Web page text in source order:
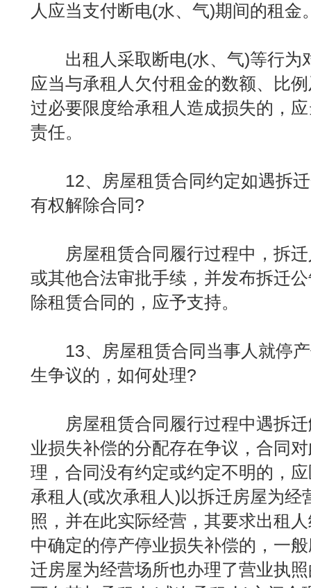
人应当支付断电(水、气)期间的租金
出租人采取断电(水、气)等行为
应当与承租人欠付租金的数额、比
过必要限度给承租人造成损失的，
责任。
12、房屋租赁合同约定如遇拆迁
有权解除合同?
房屋租赁合同履行过程中，拆迁
或其他合法审批手续，并发布拆迁
除租赁合同的，应予支持。
13、房屋租赁合同当事人就停产
生争议的，如何处理?
房屋租赁合同履行过程中遇拆迁
业损失补偿的分配存在争议，合同
理，合同没有约定或约定不明的，
承租人(或次承租人)以拆迁房屋为经
照，并在此实际经营，其要求出租
中确定的停产停业损失补偿的，一
迁房屋为经营场所也办理了营业执